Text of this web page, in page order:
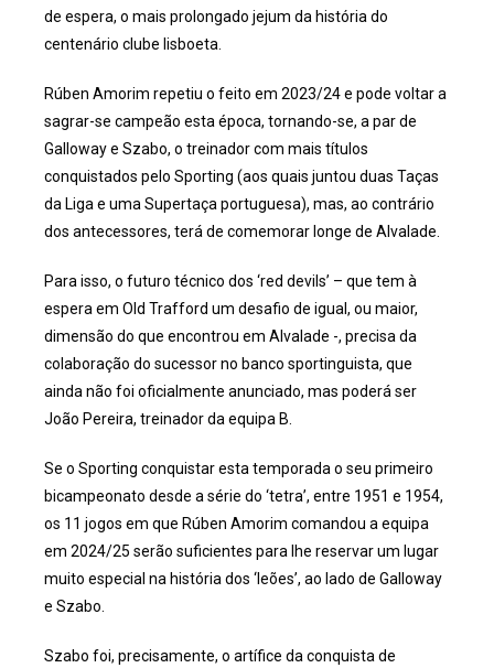
de espera, o mais prolongado jejum da história do
centenário clube lisboeta.
Rúben Amorim repetiu o feito em 2023/24 e pode voltar a
sagrar-se campeão esta época, tornando-se, a par de
Galloway e Szabo, o treinador com mais títulos
conquistados pelo Sporting (aos quais juntou duas Taças
da Liga e uma Supertaça portuguesa), mas, ao contrário
dos antecessores, terá de comemorar longe de Alvalade.
Para isso, o futuro técnico dos ‘red devils’ – que tem à
espera em Old Trafford um desafio de igual, ou maior,
dimensão do que encontrou em Alvalade -, precisa da
colaboração do sucessor no banco sportinguista, que
ainda não foi oficialmente anunciado, mas poderá ser
João Pereira, treinador da equipa B.
Se o Sporting conquistar esta temporada o seu primeiro
bicampeonato desde a série do ‘tetra’, entre 1951 e 1954,
os 11 jogos em que Rúben Amorim comandou a equipa
em 2024/25 serão suficientes para lhe reservar um lugar
muito especial na história dos ‘leões’, ao lado de Galloway
e Szabo.
Szabo foi, precisamente, o artífice da conquista de